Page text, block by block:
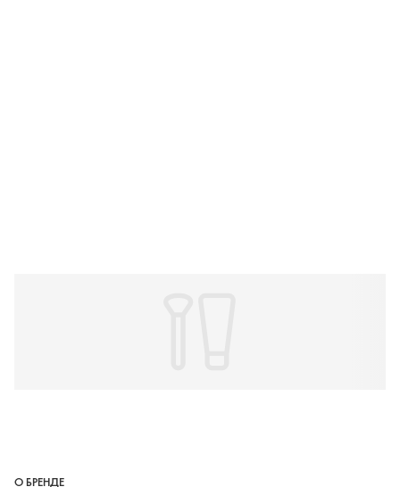
О БРЕНДЕ